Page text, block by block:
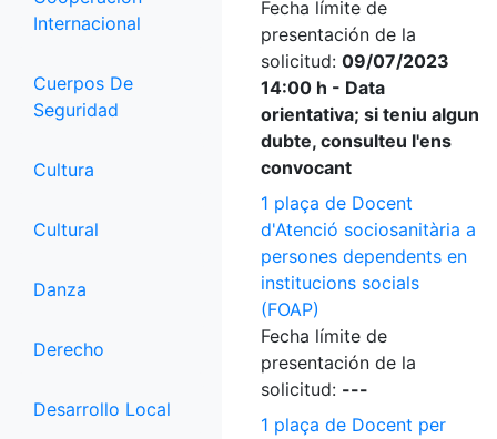
Internacional
Cuerpos De
Seguridad
Cultura
Cultural
Danza
Derecho
Desarrollo Local
Fecha límite de
presentación de la
solicitud: 09/07/2023
14:00 h - Data
orientativa; si teniu algun
dubte, consulteu l'ens
convocant
1 plaça de Docent
d'Atenció sociosanitària a
persones dependents en
institucions socials
(FOAP)
Fecha límite de
presentación de la
solicitud: ---
1 plaça de Docent per